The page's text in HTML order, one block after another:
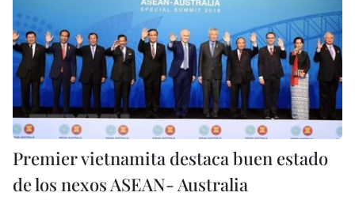
Premier vietnamita destaca buen estado
de los nexos ASEAN- Australia